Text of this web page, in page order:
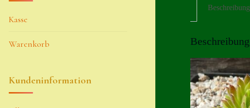
Beschreibung
Beschreibung
Kasse
Warenkorb
Kundeninformation